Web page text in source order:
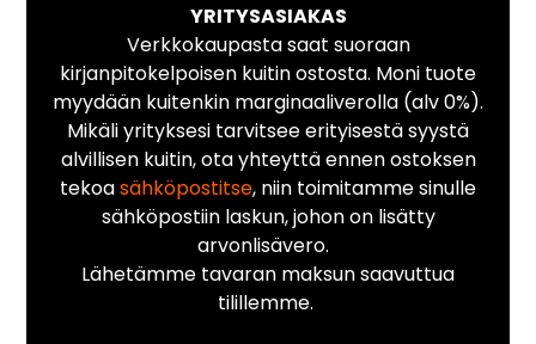
YRITYSASIAKAS
Verkkokaupasta saat suoraan
kirjanpitokelpoisen kuitin ostosta. Moni tuote
myydään kuitenkin marginaaliverolla (alv 0%).
Mikäli yrityksesi tarvitsee erityisestä syystä
alvillisen kuitin, ota yhteyttä ennen ostoksen
tekoasähköpostitse, niin toimitamme sinulle
sähköpostiin laskun, johon on lisätty
arvonlisävero.
Lähetämme tavaran maksun saavuttua
tilillemme.